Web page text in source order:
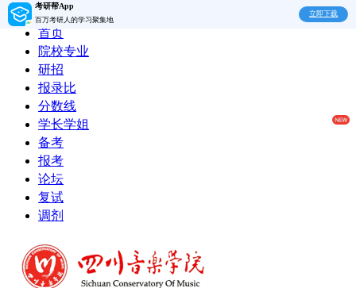
考研帮App
百万考研人的学习聚集地
立即下载
首页
院校专业
研招
报录比
分数线
学长学姐
备考
报考
论坛
复试
调剂